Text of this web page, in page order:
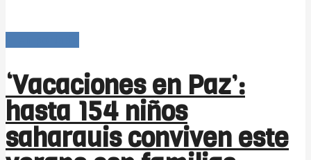
‘Vacaciones en Paz’:
hasta 154 niños
saharauis conviven este